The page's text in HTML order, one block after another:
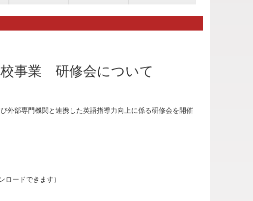
事業 研修会について
部専門機関と連携した英語指導力向上に係る研修会を開催
ードできます）